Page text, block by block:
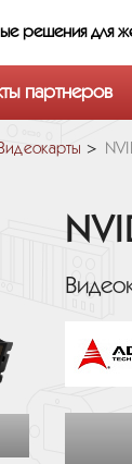
решениядля
партнеров
Видеокарты